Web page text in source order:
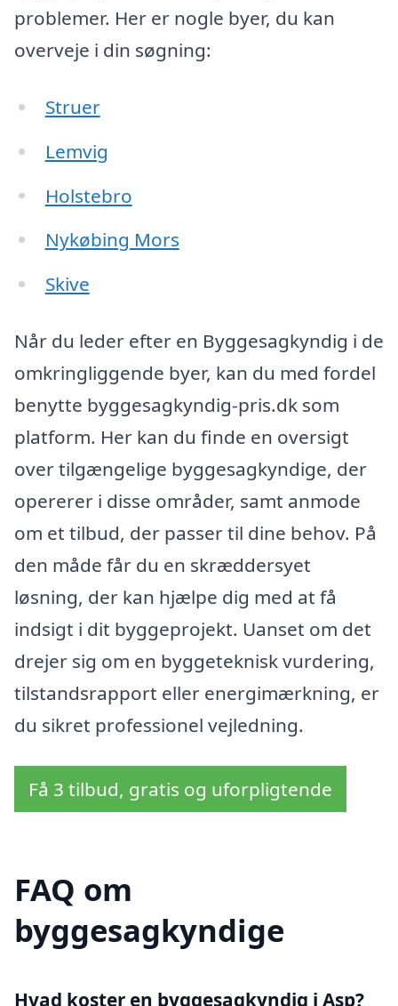
problemer. Her er nogle byer, du kan
overveje i din søgning:
Struer
Lemvig
Holstebro
Nykøbing Mors
Skive
Når du leder efter en Byggesagkyndig i de
omkringliggende byer, kan du med fordel
benytte byggesagkyndig-pris.dk som
platform. Her kan du finde en oversigt
over tilgængelige byggesagkyndige, der
opererer i disse områder, samt anmode
om et tilbud, der passer til dine behov. På
den måde får du en skræddersyet
løsning, der kan hjælpe dig med at få
indsigt i dit byggeprojekt. Uanset om det
drejer sig om en byggeteknisk vurdering,
tilstandsrapport eller energimærkning, er
du sikret professionel vejledning.
Få 3 tilbud, gratis og uforpligtende
FAQ om
byggesagkyndige
Hvad koster en byggesagkyndig i Asp?